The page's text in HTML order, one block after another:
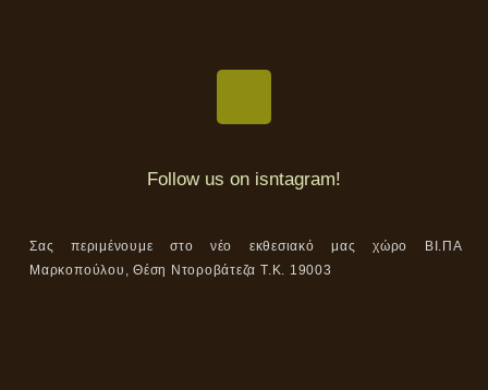
Follow us on isntagram!
Σας περιμένουμε στο νέο εκθεσιακό μας χώρο ΒΙ.ΠΑ
Μαρκοπούλου, Θέση Ντοροβάτεζα Τ.Κ. 19003